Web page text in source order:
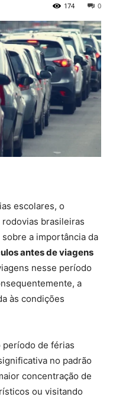
0
174
escolares, o
brasileiras
a importância da
antes de viagens
nesse período
a
às condições
período de férias
no padrão
concentração de
ou visitando